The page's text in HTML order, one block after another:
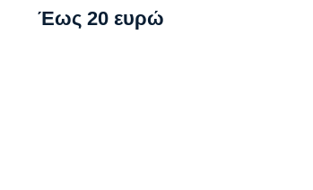
Έως 20 ευρώ